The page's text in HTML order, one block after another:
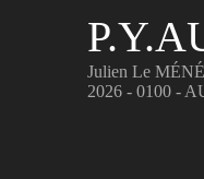
Julien Le
2026 - 0100 -